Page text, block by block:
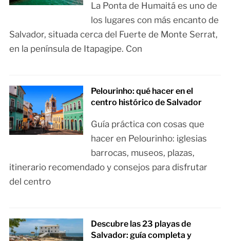
La Ponta de Humaitá es uno de
los lugares con más encanto de
Salvador, situada cerca del Fuerte de Monte Serrat,
en la península de Itapagipe. Con
Pelourinho: qué hacer en el
centro histórico de Salvador
Guía práctica con cosas que
hacer en Pelourinho: iglesias
barrocas, museos, plazas,
itinerario recomendado y consejos para disfrutar
del centro
Descubre las 23 playas de
Salvador: guía completa y